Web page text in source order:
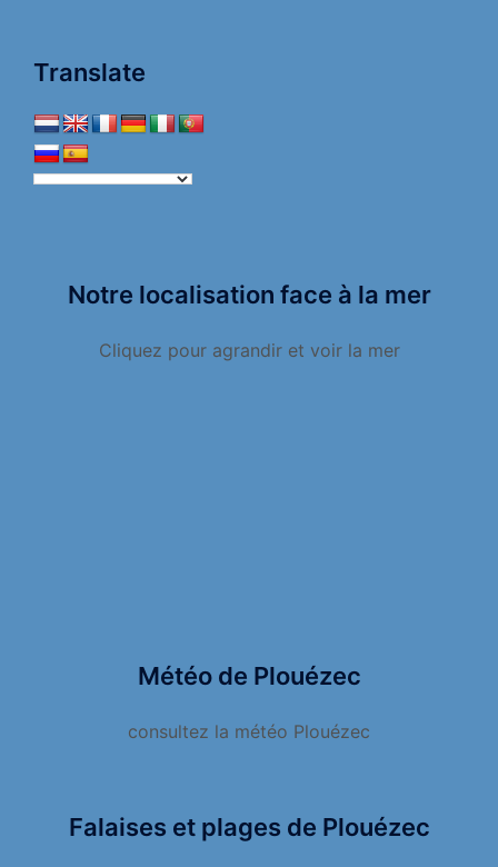
Translate
Notre localisation face à la mer
Cliquez pour agrandir et voir la mer
Météo de Plouézec
consultez la météo Plouézec
Falaises et plages de Plouézec